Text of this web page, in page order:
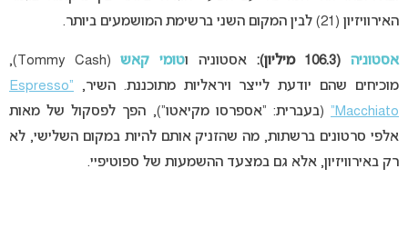
האירוויזיון (21) לבין המקום השני ברשימת המושמעים ביותר.
אסטוניה(106.3 מיליון): אסטוניה וטומי קאש
(Tommy Cash),
מוכיחים שהם יודעת לייצר ויראליות מתוכננת. השיר,
“Espresso
Macchiato”
(בעברית: “אספרסו מקיאטו”), הפך לפסקול של מאות
אלפי סרטונים ברשתות, מה שהזניק אותם להיות במקום השלישי, לא
רק באירוויזיון, אלא גם במצעד ההשמעות של ספוטיפיי.